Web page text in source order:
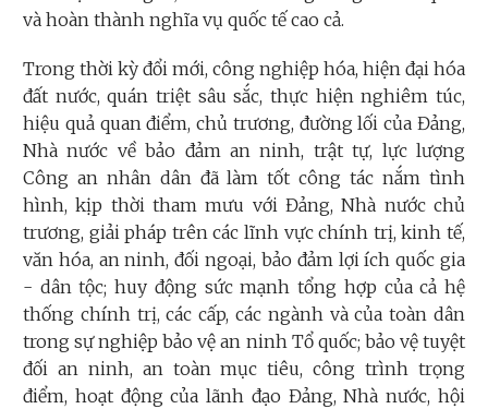
và hoàn thành nghĩa vụ quốc tế cao cả.
Trong thời kỳ đổi mới, công nghiệp hóa, hiện đại hóa
đất nước, quán triệt sâu sắc, thực hiện nghiêm túc,
hiệu quả quan điểm, chủ trương, đường lối của Đảng,
Nhà nước về bảo đảm an ninh, trật tự, lực lượng
Công an nhân dân đã làm tốt công tác nắm tình
hình, kịp thời tham mưu với Đảng, Nhà nước chủ
trương, giải pháp trên các lĩnh vực chính trị, kinh tế,
văn hóa, an ninh, đối ngoại, bảo đảm lợi ích quốc gia
- dân tộc; huy động sức mạnh tổng hợp của cả hệ
thống chính trị, các cấp, các ngành và của toàn dân
trong sự nghiệp bảo vệ an ninh Tổ quốc; bảo vệ tuyệt
đối an ninh, an toàn mục tiêu, công trình trọng
điểm, hoạt động của lãnh đạo Đảng, Nhà nước, hội